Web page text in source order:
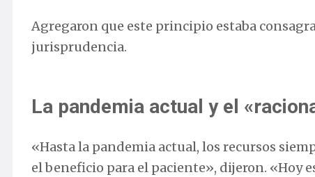
Agregaron que este principio estaba
jurisprudencia.
La pandemia actual y el
«Hasta la pandemia actual, los recursos
el beneficio para el paciente», dijeron. «Hoy